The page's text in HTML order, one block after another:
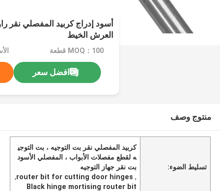
أسود إدراج كربيد المفصلي نقر
العرش الخيط
MOQ：100 قطعة
افضل سعر
منتوج وصف
تسليط الضوء:
كربيد المفصلي نقر بت التوجيه ، بت التوجي
ه لقطع مفصلات الأبواب ، المفصلي الأسود
بت نقر جهاز التوجيه
,
router bit for cutting door hinges
,
Black hinge mortising router bit